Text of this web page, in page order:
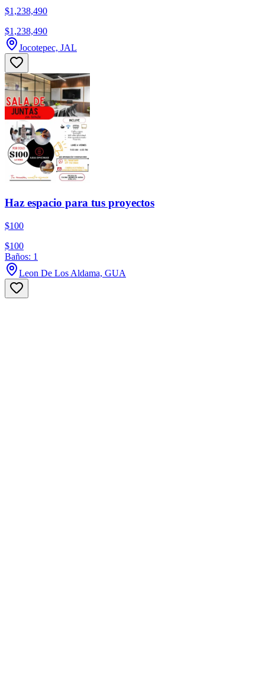
$1,238,490
$1,238,490
Jocotepec, JAL
Haz espacio para tus proyectos
$100
$100
Baños: 1
Leon De Los Aldama, GUA